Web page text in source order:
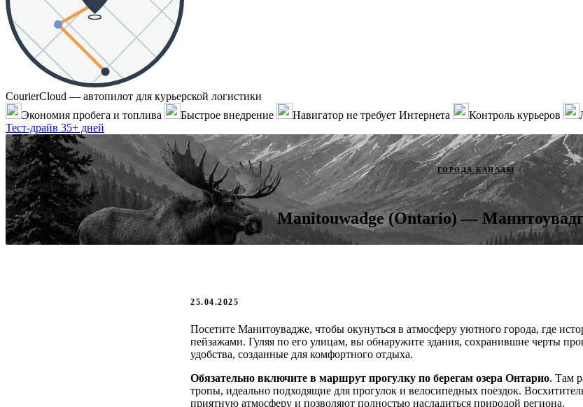
CourierCloud — автопилот для курьерской логистики
Экономия пробега и топлива
Быстрое внедрение Навигатор не требует Интернета Контроль курьеров
Тест-драйв 35+ дней
ГОРОДА КАНАДЫ
Manitouwadge (Ontario) —
25.04.2025
Посетите Манитоувадже, чтобы окунуться в атмосферу уютного города, где
пейзажами. Гуляя по его улицам, вы обнаружите здания, сохранившие черты
удобства, созданные для комфортного отдыха.
Обязательно включите в маршрут прогулку по берегам озера Онтарио. Там
тропы, идеально подходящие для прогулок и велосипедных поездок.
приятную атмосферу и позволяют полностью насладиться природой региона.